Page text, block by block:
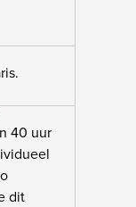
40 uur
dit